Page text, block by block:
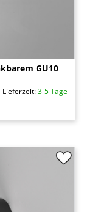
GU10
Lieferzeit:3-5 Tage